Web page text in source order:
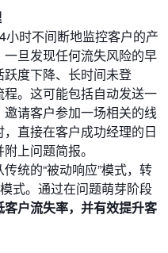
小时不间断地监控客户的产
旦发现任何流失风险的早
度下降、长时间未登
。这可能包括自动发送一
请客户参加一场相关的线
直接在客户成功经理的日
上问题简报。
统的“被动响应”模式，转
式。通过在问题萌芽阶段
客户流失率，并有效提升客